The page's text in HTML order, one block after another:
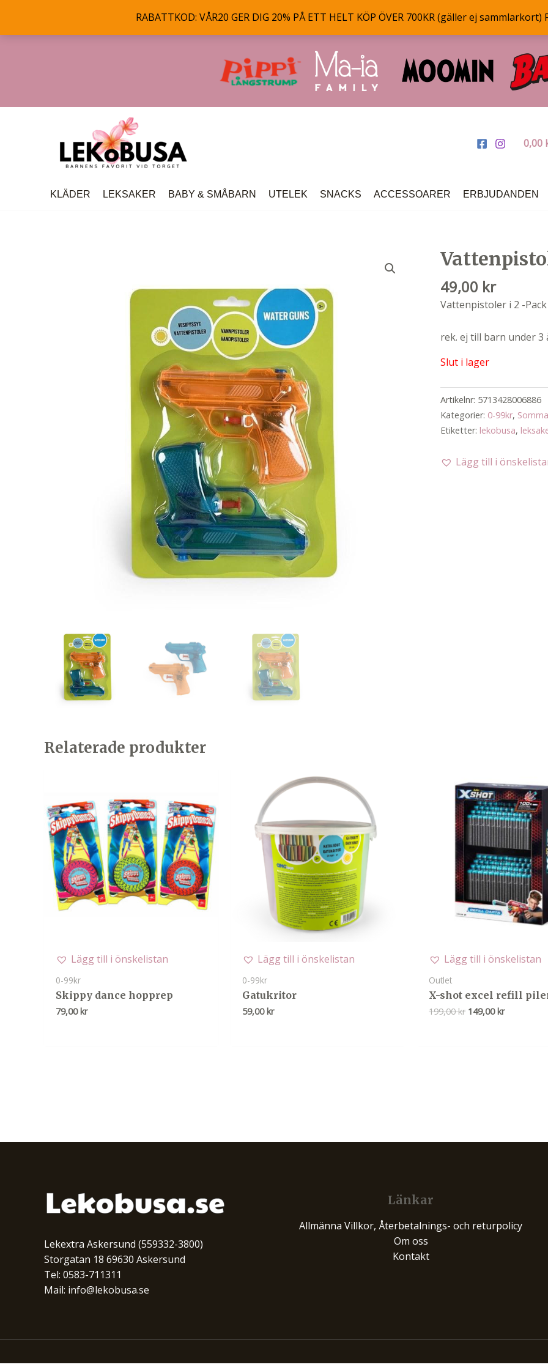
RABATTKOD: VÅR20 GER DIG 20% PÅ ETT HELT KÖP ÖVER 700KR (gäller ej
0,00
KLÄDER LEKSAKER BABY & SMÅBARN UTELEK SNACKS ACCESSOARER ERBJUDANDEN
49,00 kr
Vattenpistoler i 2 -Pack
rek. ej till barn under 3
Slut i lager
Artikelnr: 5713428006886
Kategorier: 0-99kr,
Etiketter: lekobusa,
Lägg till i
Relaterade produkter
Lägg till i önskelistan
0-99kr
Skippy dance hopprep
79,00 kr
Lägg till i önskelistan
0-99kr
Gatukritor
59,00 kr
Lägg till i önskelistan
Outlet
X-shot excel refill
199,00kr Det
149,00 krDet
Lekextra Askersund (559332-3800)
Storgatan 18 69630 Askersund
Tel: 0583-711311
Mail: info@lekobusa.se
Länkar
Allmänna Villkor, Återbetalnings- och returpolicy
Om oss
Kontakt